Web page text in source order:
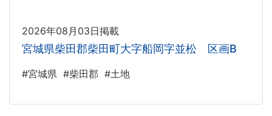
2026年08月03日掲載
宮城県柴田郡柴田町大字船岡字並松 区画B
#宮城県 #柴田郡 #土地